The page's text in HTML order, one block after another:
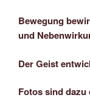
Bewegung
und
Der Geist
Fotos sind dazu